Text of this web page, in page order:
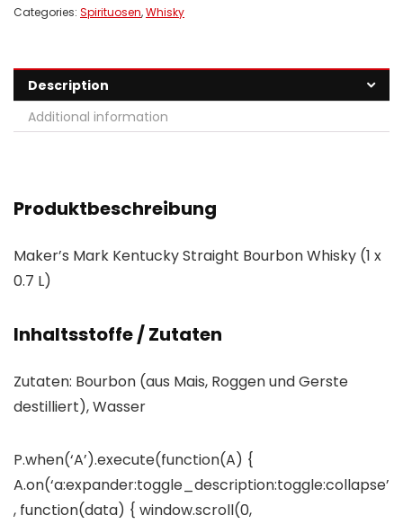
Categories: Spirituosen,Whisky
Description
Additional information
Produktbeschreibung
Maker’s Mark Kentucky Straight Bourbon Whisky (1 x
0.7 L)
Inhaltsstoffe / Zutaten
Zutaten: Bourbon (aus Mais, Roggen und Gerste
destilliert), Wasser
P.when(‘A’).execute(function(A) {
A.on(‘a:expander:toggle_description:toggle:collapse’
, function(data) { window.scroll(0,